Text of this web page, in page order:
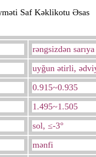
Saf Kəklikotu Əsas
rəngsizdən
uyğun ətirli,
0.915~0.935
1.495~1.505
sol, ≤-3°
mənfi